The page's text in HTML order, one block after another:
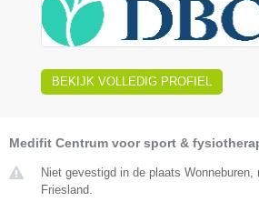
BEKIJK VOLLEDIG PROFIEL
Medifit Centrum voor sport &
Niet gevestigd in de plaats
Friesland.